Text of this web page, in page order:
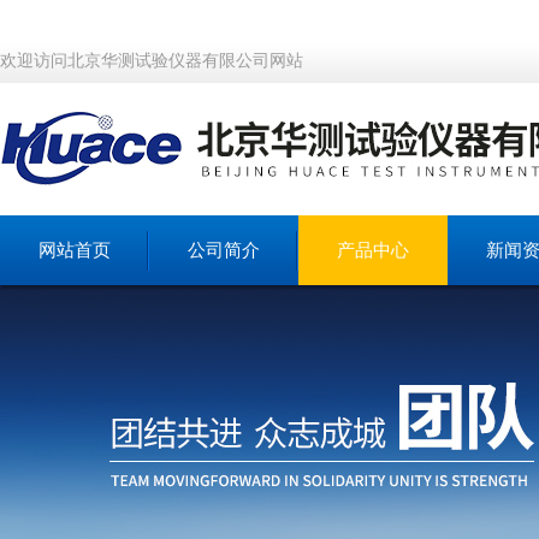
欢迎访问北京华测试验仪器有限公司网站
网站首页 公司简介 产品中心 新闻